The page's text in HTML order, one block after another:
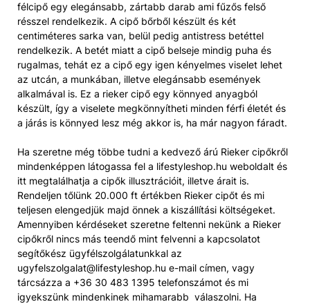
félcipő egy elegánsabb, zártabb darab ami fűzős felső
résszel rendelkezik. A cipő bőrből készült és két
centiméteres sarka van, belül pedig antistress betéttel
rendelkezik. A betét miatt a cipő belseje mindig puha és
rugalmas, tehát ez a cipő egy igen kényelmes viselet lehet
az utcán, a munkában, illetve elegánsabb események
alkalmával is. Ez a rieker cipő egy könnyed anyagból
készült, így a viselete megkönnyítheti minden férfi életét és
a járás is könnyed lesz még akkor is, ha már nagyon fáradt.
Ha szeretne még többe tudni a kedvező árú Rieker cipőkről
mindenképpen látogassa fel a lifestyleshop.hu weboldalt és
itt megtalálhatja a cipők illusztrációit, illetve árait is.
Rendeljen tőlünk 20.000 ft értékben Rieker cipőt és mi
teljesen elengedjük majd önnek a kiszállítási költségeket.
Amennyiben kérdéseket szeretne feltenni nekünk a Rieker
cipőkről nincs más teendő mint felvenni a kapcsolatot
segítőkész ügyfélszolgálatunkkal az
ugyfelszolgalat@lifestyleshop.hu e-mail címen, vagy
tárcsázza a +36 30 483 1395 telefonszámot és mi
igyekszünk mindenkinek mihamarabb válaszolni. Ha